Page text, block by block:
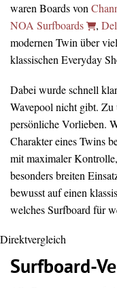
waren Boards von
NOA Surfboards
,
modernen Twin über
klassischen Everyday
Dabei wurde schnell
Wavepool nicht gibt.
persönliche Vorlieben.
Charakter eines Twins
mit maximaler
besonders breiten
bewusst auf einen
welches Surfboard für
Direktvergleich
Surfboard-